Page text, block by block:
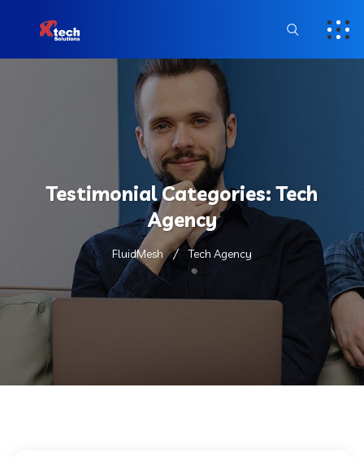
Testimonial Categories:Tech
Agency
FluidMesh Tech Agency